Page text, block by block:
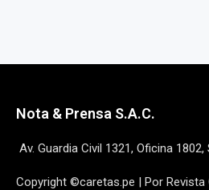
Nota & Prensa S.A.C.
Av. Guardia Civil 1321, Oficina
Copyright ©caretas.pe | Por Revista